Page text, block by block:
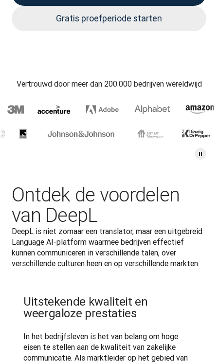
Gratis proefperiode starten
Vertrouwd door meer dan 200.000 bedrijven wereldwijd
Ontdek de voordelen
van DeepL
DeepL is niet zomaar een translator, maar een uitgebreid
Language AI-platform waarmee bedrijven effectief
kunnen communiceren in verschillende talen, over
verschillende culturen heen en op verschillende markten.
Uitstekende kwaliteit en
weergaloze prestaties
In het bedrijfsleven is het van belang om hoge
eisen te stellen aan de kwaliteit van zakelijke
communicatie. Als marktleider op het gebied van